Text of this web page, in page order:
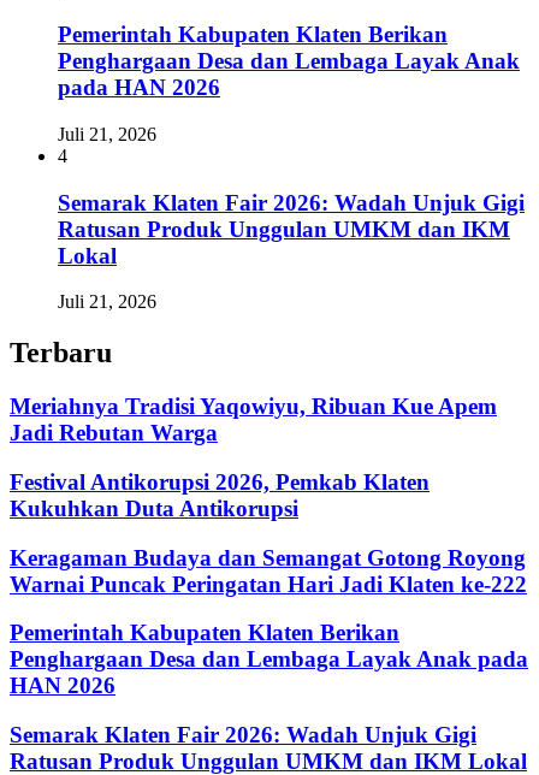
Pemerintah Kabupaten Klaten Berikan
Penghargaan Desa dan Lembaga Layak Anak
pada HAN 2026
Juli 21, 2026
4
Semarak Klaten Fair 2026: Wadah Unjuk Gigi
Ratusan Produk Unggulan UMKM dan IKM
Lokal
Juli 21, 2026
Terbaru
Meriahnya Tradisi Yaqowiyu, Ribuan Kue Apem
Jadi Rebutan Warga
Festival Antikorupsi 2026, Pemkab Klaten
Kukuhkan Duta Antikorupsi
Keragaman Budaya dan Semangat Gotong Royong
Warnai Puncak Peringatan Hari Jadi Klaten ke-222
Pemerintah Kabupaten Klaten Berikan
Penghargaan Desa dan Lembaga Layak Anak pada
HAN 2026
Semarak Klaten Fair 2026: Wadah Unjuk Gigi
Ratusan Produk Unggulan UMKM dan IKM Lokal